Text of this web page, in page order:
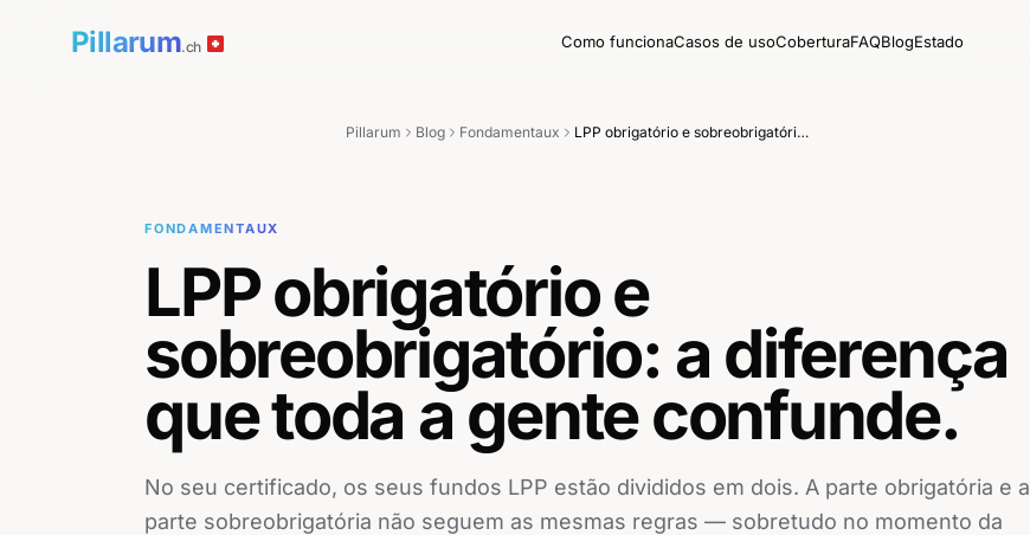
Pillarum.ch Como funcionaCasos de usoCoberturaFAQBlogEstado
Pillarum Blog Fondamentaux LPP obrigatório e sobreobrigatório: a diferença que toda a gente confunde.
FONDAMENTAUX
LPP obrigatório e
sobreobrigatório: a diferença
que toda a gente confunde.
No seu certificado, os seus fundos LPP estão divididos em dois. A parte obrigatória e a
parte sobreobrigatória não seguem as mesmas regras — sobretudo no momento da